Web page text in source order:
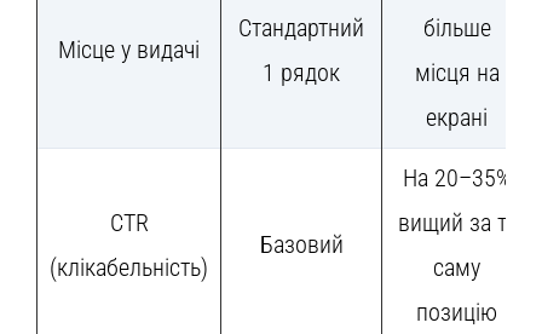
Місце у видачі
Стандартний
1 рядок
більше
місця на
екрані
CTR
(клікабельність)
Базовий
На 20–35%
вищий за ту
саму
позицію